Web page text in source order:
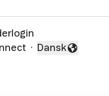
·
Skift sprog
Dansk